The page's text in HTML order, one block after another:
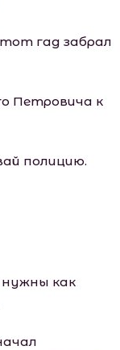
гад забрал
Петровича к
полицию.
как